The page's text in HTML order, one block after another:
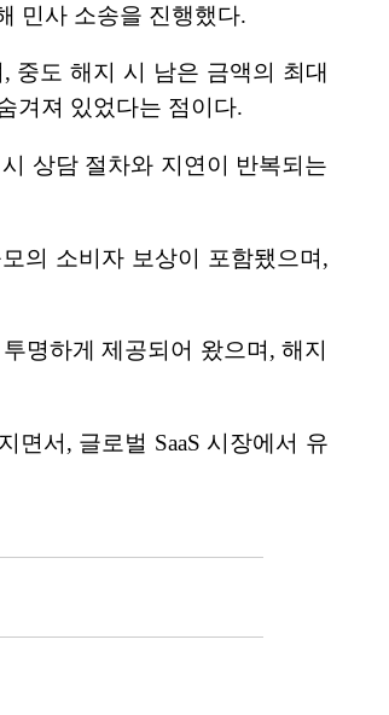
민사 소송을 진행했다.
중도 해지 시 남은 금액의 최대
겨져 있었다는 점이다.
상담 절차와 지연이 반복되는
의 소비자 보상이 포함됐으며,
명하게 제공되어 왔으며, 해지
면서, 글로벌 SaaS 시장에서 유